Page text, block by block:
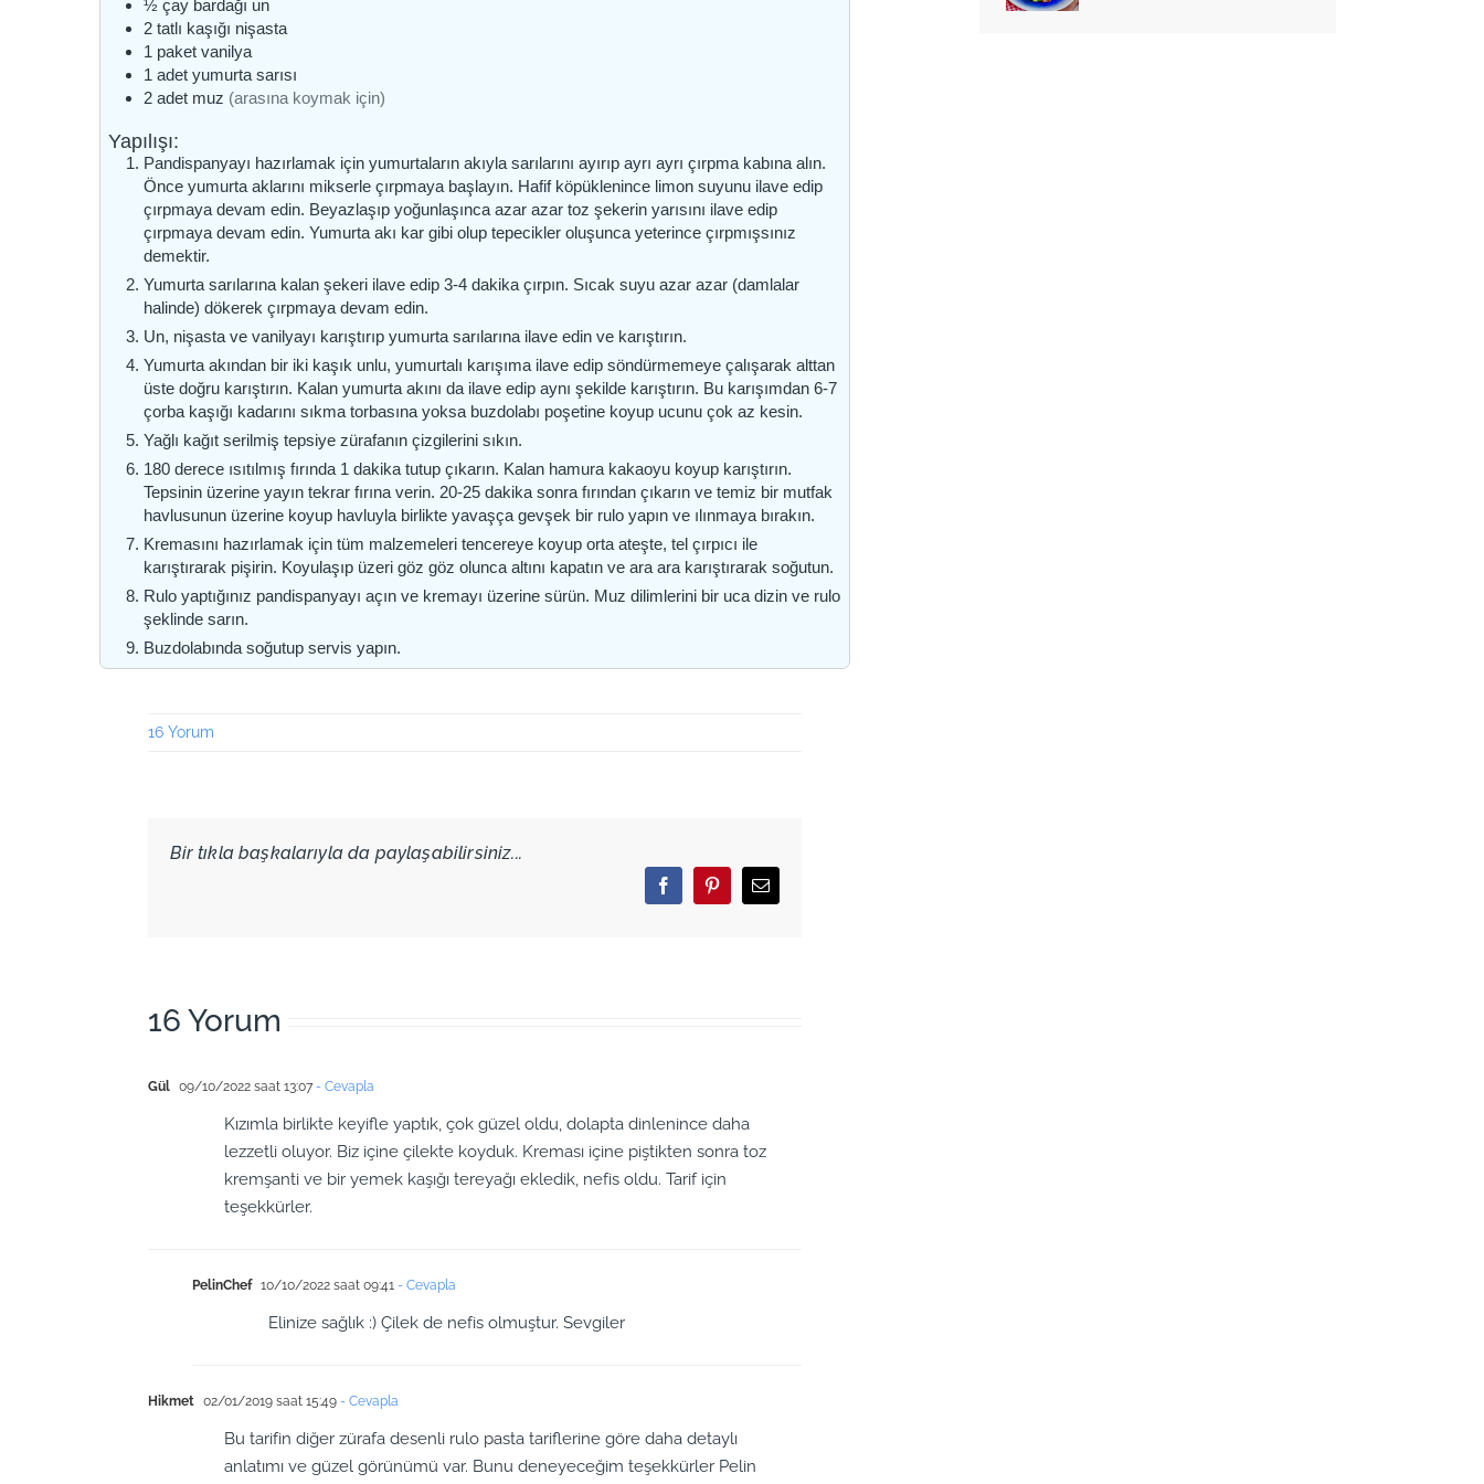
½çay bardağı un
2 tatlı kaşığı nişasta
1 paket vanilya
1 adet yumurta sarısı
2 adet muz (arasına koymak için)
Yapılışı:
Pandispanyayı hazırlamak için yumurtaların akıyla sarılarını ayırıp ayrı ayrı çırpma kabına alın.
Önce yumurta aklarını mikserle çırpmaya başlayın. Hafif köpüklenince limon suyunu ilave edip
çırpmaya devam edin. Beyazlaşıp yoğunlaşınca azar azar toz şekerin yarısını ilave edip
çırpmaya devam edin. Yumurta akı kar gibi olup tepecikler oluşunca yeterince çırpmışsınız
demektir.
Yumurta sarılarına kalan şekeri ilave edip 3-4 dakika çırpın. Sıcak suyu azar azar (damlalar
halinde) dökerek çırpmaya devam edin.
Un, nişasta ve vanilyayı karıştırıp yumurta sarılarına ilave edin ve karıştırın.
Yumurta akından bir iki kaşık unlu, yumurtalı karışıma ilave edip söndürmemeye çalışarak alttan
üste doğru karıştırın. Kalan yumurta akını da ilave edip aynı şekilde karıştırın. Bu karışımdan 6-7
çorba kaşığı kadarını sıkma torbasına yoksa buzdolabı poşetine koyup ucunu çok az kesin.
Yağlı kağıt serilmiş tepsiye zürafanın çizgilerini sıkın.
180 derece ısıtılmış fırında 1 dakika tutup çıkarın. Kalan hamura kakaoyu koyup karıştırın.
Tepsinin üzerine yayın tekrar fırına verin. 20-25 dakika sonra fırından çıkarın ve temiz bir mutfak
havlusunun üzerine koyup havluyla birlikte yavaşça gevşek bir rulo yapın ve ılınmaya bırakın.
Kremasını hazırlamak için tüm malzemeleri tencereye koyup orta ateşte, tel çırpıcı ile
karıştırarak pişirin. Koyulaşıp üzeri göz göz olunca altını kapatın ve ara ara karıştırarak soğutun.
Rulo yaptığınız pandispanyayı açın ve kremayı üzerine sürün. Muz dilimlerini bir uca dizin ve rulo
şeklinde sarın.
Buzdolabında soğutup servis yapın.
16 Yorum
Bir tıkla başkalarıyla da paylaşabilirsiniz...
FacebookPinterestEmail
16 Yorum
Gül 09/10/2022 saat 13:07 - Cevapla
Kızımla birlikte keyifle yaptık, çok güzel oldu, dolapta dinlenince daha
lezzetli oluyor. Biz içine çilekte koyduk. Kreması içine piştikten sonra toz
kremşanti ve bir yemek kaşığı tereyağı ekledik, nefis oldu. Tarif için
teşekkürler.
PelinChef 10/10/2022 saat 09:41 - Cevapla
Elinize sağlık :) Çilek de nefis olmuştur. Sevgiler
Hikmet 02/01/2019 saat 15:49 - Cevapla
Bu tarifin diğer zürafa desenli rulo pasta tariflerine göre daha detaylı
anlatımı ve güzel görünümü var. Bunu deneyeceğim teşekkürler Pelin